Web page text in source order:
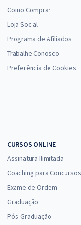
Como Comprar
Loja Social
Programa de Afiliados
Trabalhe Conosco
Preferência de Cookies
CURSOS ONLINE
Assinatura Ilimitada
Coaching para Concursos
Exame de Ordem
Graduação
Pós-Graduação